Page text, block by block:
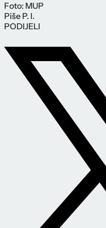
Foto: MUP
Piše P. I.
PODIJELI